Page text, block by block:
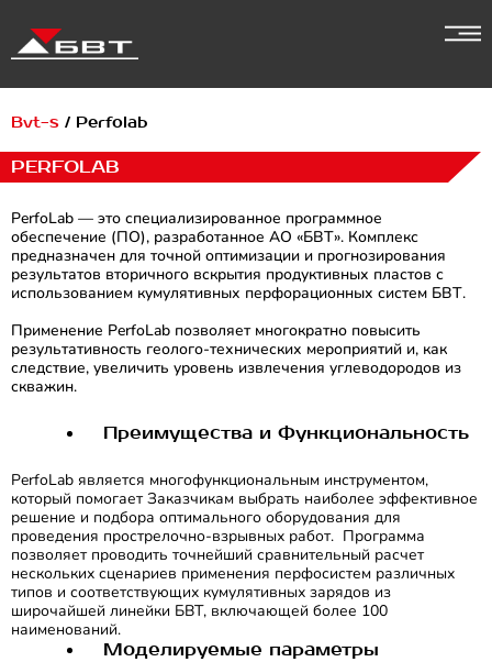
Bvt-s / Perfolab
PERFOLAB
PerfoLab — это специализированное программное
обеспечение (ПО), разработанное АО «БВТ». Комплекс
предназначен для точной оптимизации и прогнозирования
результатов вторичного вскрытия продуктивных пластов с
использованием кумулятивных перфорационных систем БВТ.
Применение PerfoLab позволяет многократно повысить
результативность геолого-технических мероприятий и, как
следствие, увеличить уровень извлечения углеводородов из
скважин.
Преимущества и Функциональность
PerfoLab является многофункциональным инструментом,
который помогает Заказчикам выбрать наиболее эффективное
решение и подбора оптимального оборудования для
проведения прострелочно-взрывных работ. Программа
позволяет проводить точнейший сравнительный расчет
нескольких сценариев применения перфосистем различных
типов и соответствующих кумулятивных зарядов из
широчайшей линейки БВТ, включающей более 100
наименований.
Моделируемые параметры